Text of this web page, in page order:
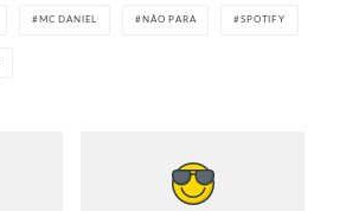
MC DANIEL NÃO PARA SPOTIFY